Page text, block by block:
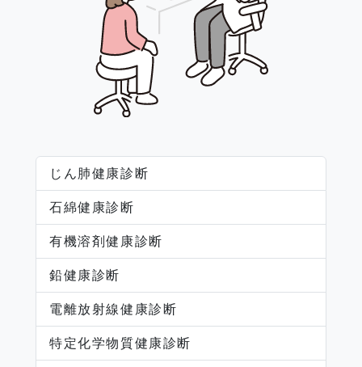
じん肺健康診断
石綿健康診断
有機溶剤健康診断
鉛健康診断
電離放射線健康診断
特定化学物質健康診断